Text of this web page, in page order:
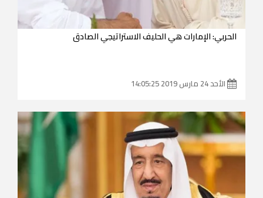
الحربي: الإمارات هي الحليف الاستراتيجي الصادق
الأحد 24 مارس 2019 14:05:25